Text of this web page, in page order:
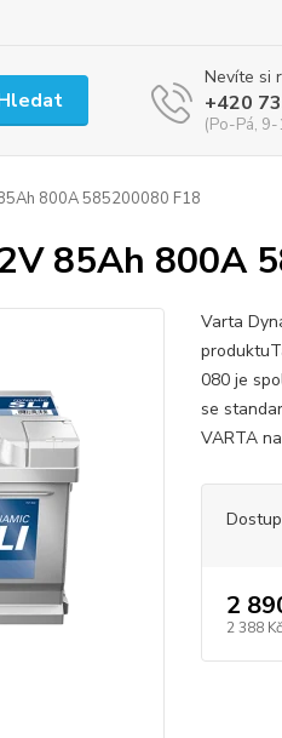
Nevíte si
+420
(Po-Pá,
800A 585200080 F18
85Ah 800A
Varta
080 je
se
VARTA
2
2 388 Kč